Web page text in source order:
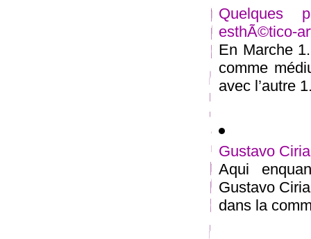
Quelques
esthÃ©tico-
En Marche
comme
avec l’autre
Gustavo
Aqui
Gustavo
dans la